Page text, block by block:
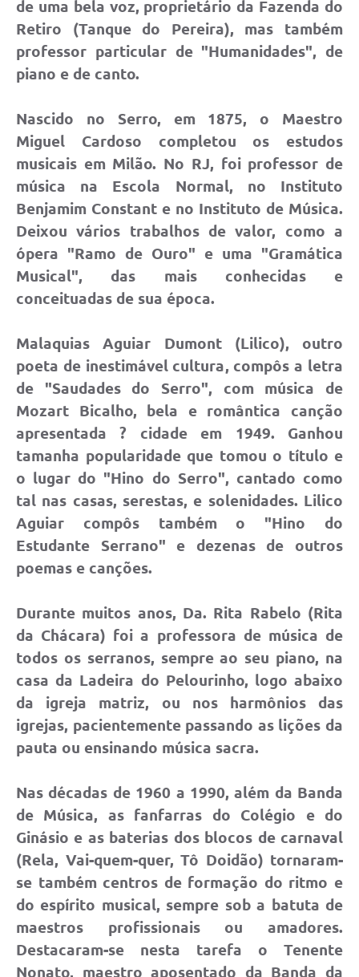
de uma bela voz, proprietário da Fazenda do
Retiro (Tanque do Pereira), mas também
professor particular de "Humanidades", de
piano e de canto.
Nascido no Serro, em 1875, o Maestro
Miguel Cardoso completou os estudos
musicais em Milão. No RJ, foi professor de
música na Escola Normal, no Instituto
Benjamim Constant e no Instituto de Música.
Deixou vários trabalhos de valor, como a
ópera "Ramo de Ouro" e uma "Gramática
Musical", das mais conhecidas e
conceituadas de sua época.
Malaquias Aguiar Dumont (Lilico), outro
poeta de inestimável cultura, compôs a letra
de "Saudades do Serro", com música de
Mozart Bicalho, bela e romântica canção
apresentada ? cidade em 1949. Ganhou
tamanha popularidade que tomou o título e
o lugar do "Hino do Serro", cantado como
tal nas casas, serestas, e solenidades. Lilico
Aguiar compôs também o "Hino do
Estudante Serrano" e dezenas de outros
poemas e canções.
Durante muitos anos, Da. Rita Rabelo (Rita
da Chácara) foi a professora de música de
todos os serranos, sempre ao seu piano, na
casa da Ladeira do Pelourinho, logo abaixo
da igreja matriz, ou nos harmônios das
igrejas, pacientemente passando as lições da
pauta ou ensinando música sacra.
Nas décadas de 1960 a 1990, além da Banda
de Música, as fanfarras do Colégio e do
Ginásio e as baterias dos blocos de carnaval
(Rela, Vai-quem-quer, Tô Doidão) tornaram-
se também centros de formação do ritmo e
do espírito musical, sempre sob a batuta de
maestros profissionais ou amadores.
Destacaram-se nesta tarefa o Tenente
Nonato, maestro aposentado da Banda da